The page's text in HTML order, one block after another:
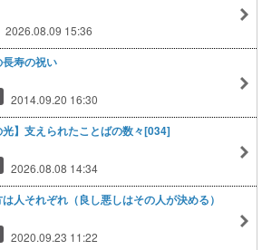
2026.08.09 15:36
寿の祝い
2014.09.20 16:30
】支えられたことばの数々[034]
2026.08.08 14:34
それぞれ（良し悪しはその人が決める）
2020.09.23 11:22